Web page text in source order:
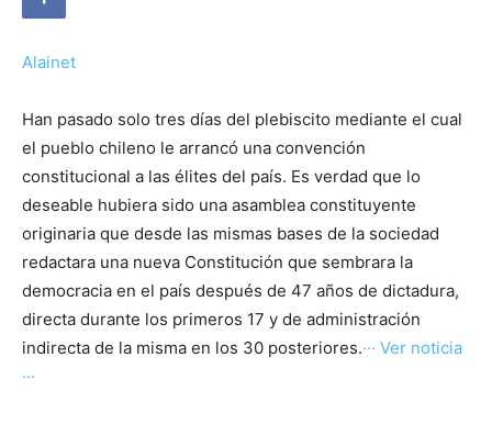
Alainet
Han pasado solo tres días del plebiscito mediante el cual
el pueblo chileno le arrancó una convención
constitucional a las élites del país. Es verdad que lo
deseable hubiera sido una asamblea constituyente
originaria que desde las mismas bases de la sociedad
redactara una nueva Constitución que sembrara la
democracia en el país después de 47 años de dictadura,
directa durante los primeros 17 y de administración
indirecta de la misma en los 30 posteriores.··· Ver noticia
···